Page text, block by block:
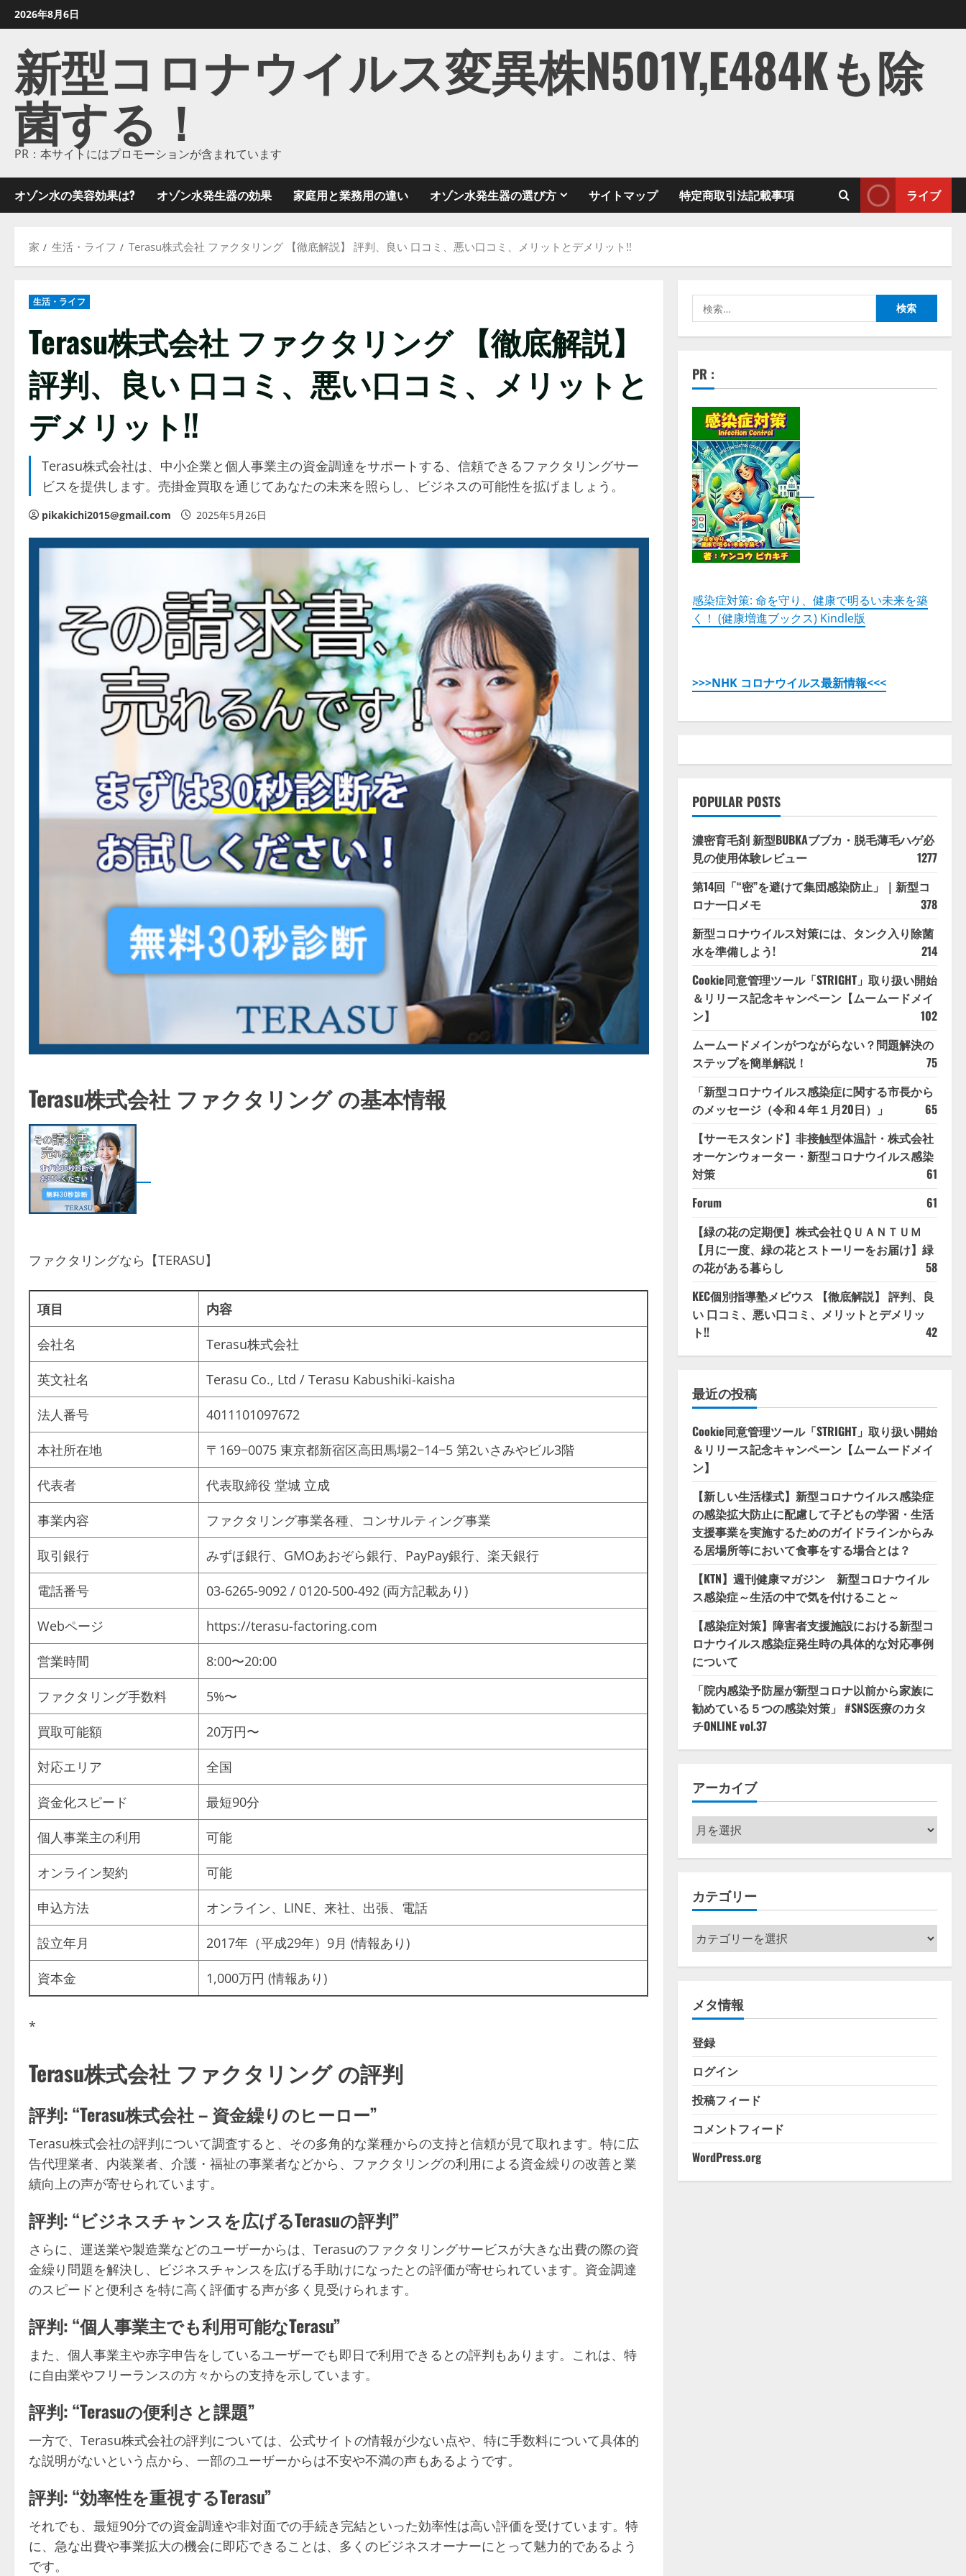
ン
2026年8月6日
新型コロナウイルス変異株N501Y,E484Kも除
菌する！
PR：本サイトにはプロモーションが含まれています
オゾン水の美容効果は? オゾン水発生器の効果 家庭用と業務用の違い オゾン水発生器の選び方 サイトマップ 特定商取引法記載事項 ライブ
家 生活・ライフ Terasu株式会社 ファクタリング 【徹底解説】 評判、良い 口コミ、悪い口コミ、メリットとデメリット!!
生活・ライフ
Terasu株式会社 ファクタリング 【徹底解説】
評判、良い 口コミ、悪い口コミ、メリットと
デメリット!!
Terasu株式会社は、中小企業と個人事業主の資金調達をサポートする、信頼できるファクタリングサー
ビスを提供します。売掛金買取を通じてあなたの未来を照らし、ビジネスの可能性を拡げましょう。
pikakichi2015@gmail.com 2025年5月26日
Terasu株式会社 ファクタリング の基本情報
ファクタリングなら【TERASU】
項目 内容
会社名 Terasu株式会社
英文社名 Terasu Co., Ltd / Terasu Kabushiki-kaisha
法人番号 4011101097672
本社所在地 〒169−0075 東京都新宿区高田馬場2−14−5 第2いさみやビル3階
代表者 代表取締役 堂城 立成
事業内容 ファクタリング事業各種、コンサルティング事業
取引銀行 みずほ銀行、GMOあおぞら銀行、PayPay銀行、楽天銀行
電話番号 03-6265-9092 / 0120-500-492 (両方記載あり)
Webページ https://terasu-factoring.com
営業時間 8:00〜20:00
ファクタリング手数料 5%〜
買取可能額 20万円〜
対応エリア 全国
資金化スピード 最短90分
個人事業主の利用 可能
オンライン契約 可能
申込方法 オンライン、LINE、来社、出張、電話
設立年月 2017年（平成29年）9月 (情報あり)
資本金 1,000万円 (情報あり)
*
Terasu株式会社 ファクタリング の評判
評判: “Terasu株式会社 – 資金繰りのヒーロー”
Terasu株式会社の評判について調査すると、その多角的な業種からの支持と信頼が見て取れます。特に広
告代理業者、内装業者、介護・福祉の事業者などから、ファクタリングの利用による資金繰りの改善と業
績向上の声が寄せられています。
評判: “ビジネスチャンスを広げるTerasuの評判”
さらに、運送業や製造業などのユーザーからは、Terasuのファクタリングサービスが大きな出費の際の資
金繰り問題を解決し、ビジネスチャンスを広げる手助けになったとの評価が寄せられています。資金調達
のスピードと便利さを特に高く評価する声が多く見受けられます。
評判: “個人事業主でも利用可能なTerasu”
また、個人事業主や赤字申告をしているユーザーでも即日で利用できるとの評判もあります。これは、特
に自由業やフリーランスの方々からの支持を示しています。
評判: “Terasuの便利さと課題”
一方で、Terasu株式会社の評判については、公式サイトの情報が少ない点や、特に手数料について具体的
な説明がないという点から、一部のユーザーからは不安や不満の声もあるようです。
評判: “効率性を重視するTerasu”
それでも、最短90分での資金調達や非対面での手続き完結といった効率性は高い評価を受けています。特
に、急な出費や事業拡大の機会に即応できることは、多くのビジネスオーナーにとって魅力的であるよう
です。
索:
PR :
感染症対策: 命を守り、健康で明るい未来を築
く！ (健康増進ブックス) Kindle版
>>>NHK コロナウイルス最新情報<<<
POPULAR POSTS
濃密育毛剤 新型BUBKAブブカ・脱毛薄毛ハゲ必
見の使用体験レビュー
1277
第14回「“密”を避けて集団感染防止」｜新型コ
ロナ一口メモ
378
新型コロナウイルス対策には、タンク入り除菌
水を準備しよう!
214
Cookie同意管理ツール「STRIGHT」取り扱い開始
＆リリース記念キャンペーン【ムームードメイ
ン】
102
ムームードメインがつながらない？問題解決の
ステップを簡単解説！
75
「新型コロナウイルス感染症に関する市長から
のメッセージ（令和４年１月20日）」
65
【サーモスタンド】非接触型体温計・株式会社
オーケンウォーター・新型コロナウイルス感染
対策
61
Forum
61
【緑の花の定期便】株式会社ＱＵＡＮＴＵＭ
【月に一度、緑の花とストーリーをお届け】緑
の花がある暮らし
58
KEC個別指導塾メビウス 【徹底解説】 評判、良
い 口コミ、悪い口コミ、メリットとデメリッ
ト!!
42
最近の投稿
Cookie同意管理ツール「STRIGHT」取り扱い開始
＆リリース記念キャンペーン【ムームードメイ
ン】
【新しい生活様式】新型コロナウイルス感染症
の感染拡大防止に配慮して子どもの学習・生活
支援事業を実施するためのガイドラインからみ
る居場所等において食事をする場合とは？
【KTN】週刊健康マガジン 新型コロナウイル
ス感染症～生活の中で気を付けること～
【感染症対策】障害者支援施設における新型コ
ロナウイルス感染症発生時の具体的な対応事例
について
「院内感染予防屋が新型コロナ以前から家族に
勧めている５つの感染対策」 #SNS医療のカタ
チONLINE vol.37
アーカイブ
ア
ー
カ
ブ
カテゴリー
カ
テ
ゴ
ー
メタ情報
登録
ログイン
投稿フィード
コメントフィード
WordPress.org